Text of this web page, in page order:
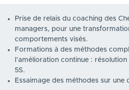
Prise de relais du coaching des
managers, pour une
comportements visés.
Formations à des méthodes
l’amélioration continue :
5S.
Essaimage des méthodes sur une